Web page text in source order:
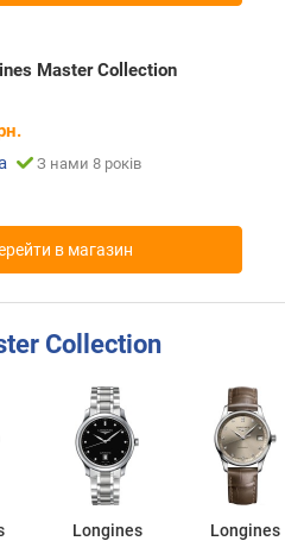
Master Collection
З нами 8 років
в магазин
Collection
Longines
Longines